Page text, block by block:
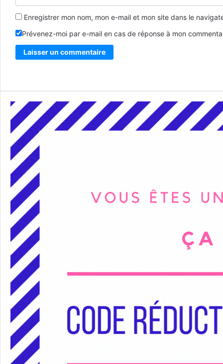
Enregistrer mon nom, mon e-mail et mon site dans le
Prévenez-moi par e-mail en cas de réponse à mon